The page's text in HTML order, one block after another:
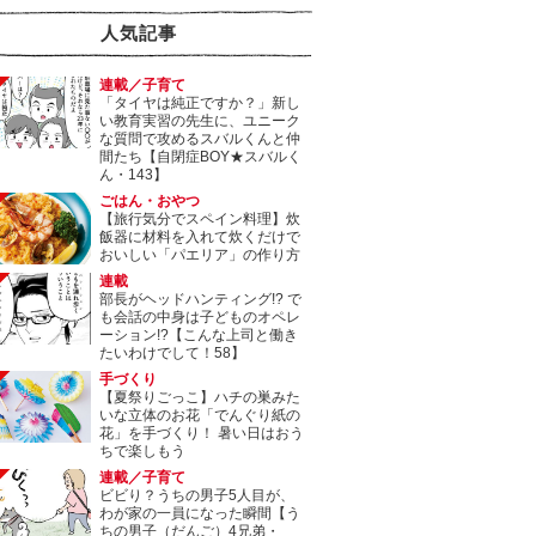
人気記事
連載／子育て
「タイヤは純正ですか？」新し
い教育実習の先生に、ユニーク
な質問で攻めるスバルくんと仲
間たち【自閉症BOY★スバルく
ん・143】
ごはん・おやつ
【旅行気分でスペイン料理】炊
飯器に材料を入れて炊くだけで
おいしい「パエリア」の作り方
連載
部長がヘッドハンティング!? で
も会話の中身は子どものオペレ
ーション!?【こんな上司と働き
たいわけでして！58】
手づくり
【夏祭りごっこ】ハチの巣みた
いな立体のお花「でんぐり紙の
花」を手づくり！ 暑い日はおう
ちで楽しもう
連載／子育て
ビビり？うちの男子5人目が、
わが家の一員になった瞬間【う
ちの男子（だんご）4兄弟・